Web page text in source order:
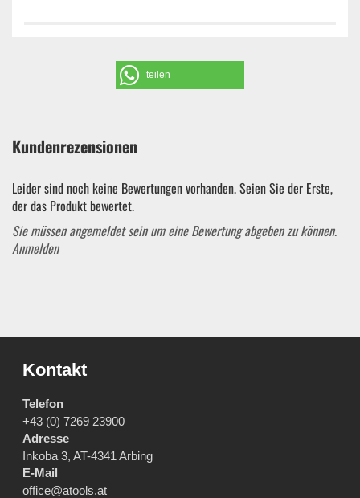
teilen
Kundenrezensionen
Leider sind noch keine Bewertungen vorhanden. Seien Sie der Erste,
der das Produkt bewertet.
Sie müssen angemeldet sein um eine Bewertung abgeben zu können.
Anmelden
Kontakt
Telefon
+43 (0) 7269 23900
Adresse
Inkoba 3, AT-4341 Arbing
E-Mail
office@atools.at